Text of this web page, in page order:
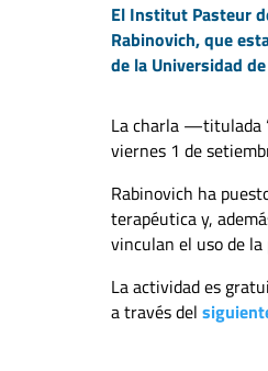
El Institut Pasteur
Rabinovich, que
de la Universidad
La charla —titulada
viernes 1 de
Rabinovich ha
terapéutica y,
vinculan el uso de
La actividad es
a través del